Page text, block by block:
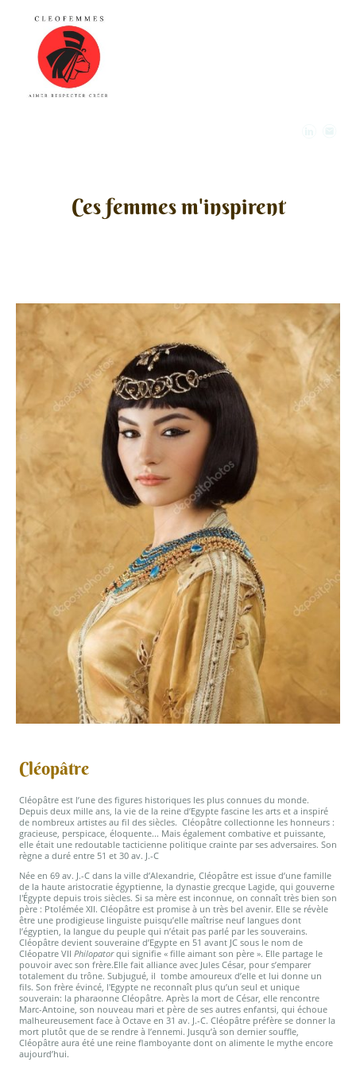
Ces femmes m'inspirent
Cléopâtre
Cléopâtre est l’une des figures historiques les plus connues du monde.
Depuis deux mille ans, la vie de la reine d’Egypte fascine les arts et a inspiré
de nombreux artistes au fil des siècles. Cléopâtre collectionne les honneurs :
gracieuse, perspicace, éloquente... Mais également combative et puissante,
elle était une redoutable tacticienne politique crainte par ses adversaires. Son
règne a duré entre 51 et 30 av. J.-C
Née en 69 av. J.-C dans la ville d’Alexandrie, Cléopâtre est issue d’une famille
de la haute aristocratie égyptienne, la dynastie grecque Lagide, qui gouverne
l'Égypte depuis trois siècles. Si sa mère est inconnue, on connaît très bien son
père : Ptolémée XII. Cléopâtre est promise à un très bel avenir. Elle se révèle
être une prodigieuse linguiste puisqu’elle maîtrise neuf langues dont
l’égyptien, la langue du peuple qui n’était pas parlé par les souverains.
Cléopâtre devient souveraine d’Egypte en 51 avant JC sous le nom de
Cléopatre VII Philopatorqui signifie « fille aimant son père ». Elle partage le
pouvoir avec son frère.Elle fait alliance avec Jules César, pour s’emparer
totalement du trône. Subjugué, il tombe amoureux d’elle et lui donne un
fils. Son frère évincé, l'Egypte ne reconnaît plus qu’un seul et unique
souverain: la pharaonne Cléopâtre. Après la mort de César, elle rencontre
Marc-Antoine, son nouveau mari et père de ses autres enfantsi, qui échoue
malheureusement face à Octave en 31 av. J.-C. Cléopâtre préfère se donner la
mort plutôt que de se rendre à l’ennemi. Jusqu’à son dernier souffle,
Cléopâtre aura été une reine flamboyante dont on alimente le mythe encore
aujourd’hui.